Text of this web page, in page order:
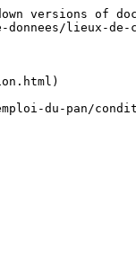
versions of
lieux-de-
du-pan/